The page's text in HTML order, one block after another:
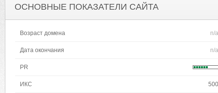
ОСНОВНЫЕ ПОКАЗАТЕЛИ САЙТА
Возраст домена n/a
Дата окончания n/a
PR
ИКС 500